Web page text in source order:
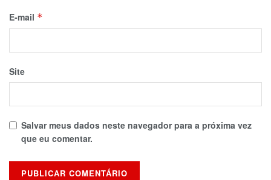
E-mail *
Site
Salvar meus dados neste navegador para a próxima vez
que eu comentar.